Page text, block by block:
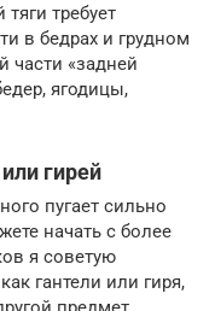
требует
в бедрах и грудном
части «задней
ягодицы,
гирей
пугает сильно
начать с более
я советую
гантели или гиря,